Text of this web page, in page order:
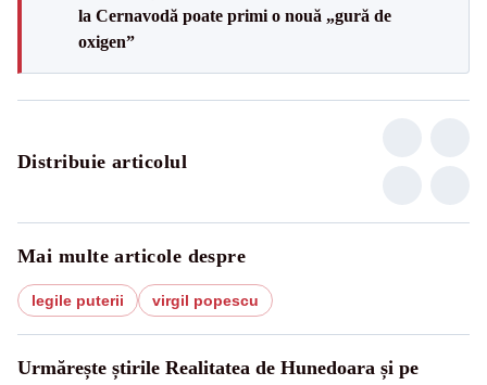
la Cernavodă poate primi o nouă „gură de
oxigen”
Distribuie articolul
Mai multe articole despre
legile puterii virgil popescu
Urmărește știrile Realitatea de Hunedoara și pe